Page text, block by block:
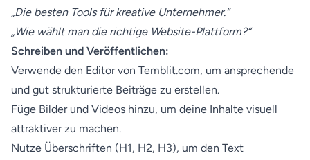
„Die besten Tools für kreative Unternehmer.“
„Wie wählt man die richtige Website-Plattform?“
Schreiben und Veröffentlichen:
Verwende den Editor von Temblit.com, um ansprechende
und gut strukturierte Beiträge zu erstellen.
Füge Bilder und Videos hinzu, um deine Inhalte visuell
attraktiver zu machen.
Nutze Überschriften (H1, H2, H3), um den Text